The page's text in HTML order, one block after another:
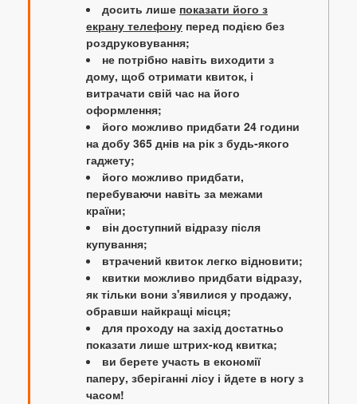
досить лише показати його з
екрану телефону перед подією без
роздруковування;
не потрібно навіть виходити з
дому, щоб отримати квиток, і
витрачати свій час на його
оформлення;
його можливо придбати 24 години
на добу 365 днів на рік з будь-якого
гаджету;
його можливо придбати,
перебуваючи навіть за межами
країни;
він доступний відразу після
купування;
втрачений квиток легко відновити;
квитки можливо придбати відразу,
як тільки вони з'явилися у продажу,
обравши найкращі місця;
для проходу на захід достатньо
показати лише штрих-код квитка;
ви берете участь в економії
паперу, зберіганні лісу і йдете в ногу з
часом!